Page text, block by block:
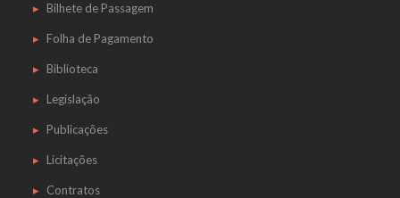
Bilhete de Passagem
Folha de Pagamento
Biblioteca
Legislação
Publicações
Licitações
Contratos